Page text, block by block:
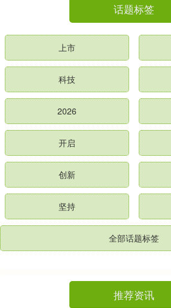
话题标签
上市
科技
2026
开启
创新
坚持
全部话题标签
推荐资讯